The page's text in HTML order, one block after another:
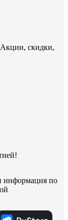
Акции, скидки,
информация по